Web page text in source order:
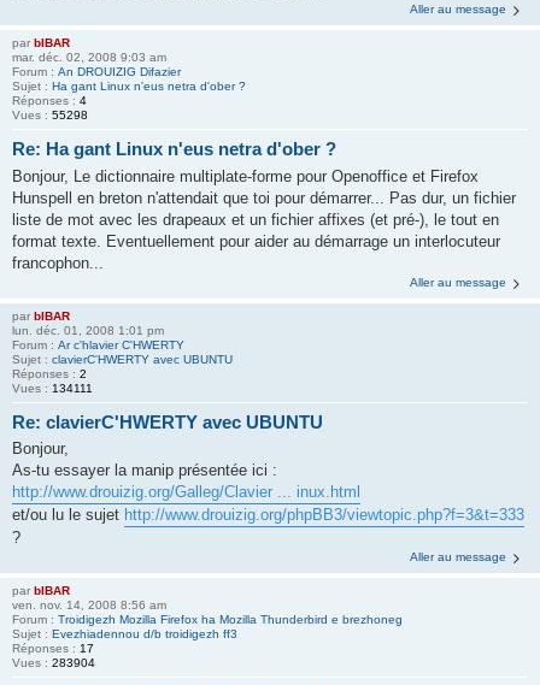
Aller au message
par bIBAR
mar. déc. 02, 2008 9:03 am
Forum : An DROUIZIG Difazier
Sujet : Ha gant Linux n'eus netra d'ober ?
Réponses : 4
Vues : 55298
Re: Ha gant Linux n'eus netra d'ober ?
Bonjour, Le dictionnaire multiplate-forme pour Openoffice et Firefox
Hunspell en breton n'attendait que toi pour démarrer... Pas dur, un fichier
liste de mot avec les drapeaux et un fichier affixes (et pré-), le tout en
format texte. Eventuellement pour aider au démarrage un interlocuteur
francophon...
Aller au message
par bIBAR
lun. déc. 01, 2008 1:01 pm
Forum : Ar c'hlavier C'HWERTY
Sujet : clavierC'HWERTY avec UBUNTU
Réponses : 2
Vues : 134111
Re: clavierC'HWERTY avec UBUNTU
Bonjour,
As-tu essayer la manip présentée ici :
http://www.drouizig.org/Galleg/Clavier ... inux.html
et/ou lu le sujet http://www.drouizig.org/phpBB3/viewtopic.php?f=3&t=333
?
Aller au message
par bIBAR
ven. nov. 14, 2008 8:56 am
Forum : Troidigezh Mozilla Firefox ha Mozilla Thunderbird e brezhoneg
Sujet : Evezhiadennou d/b troidigezh ff3
Réponses : 17
Vues : 283904